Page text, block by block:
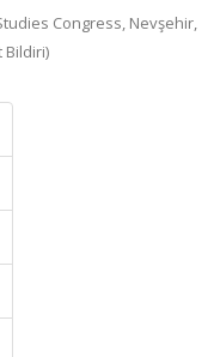
Congress, Nevşehir,
Bildiri)